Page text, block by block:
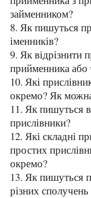
займенником?
8. Як пишуться
іменників?
9. Як відрізнити
прийменника або
10. Які
окремо? Як
11. Як пишуться
прислівники?
12. Які складні
простих
окремо?
13. Як пишуться
різних сполучень